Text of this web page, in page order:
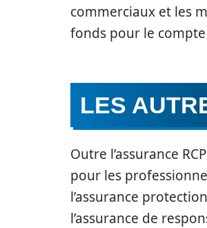
commerciaux et les
fonds pour le
LES
Outre l’assurance
pour les
l’assurance
l’assurance de